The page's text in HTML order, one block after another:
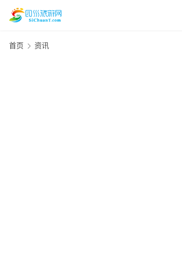
首页 资讯